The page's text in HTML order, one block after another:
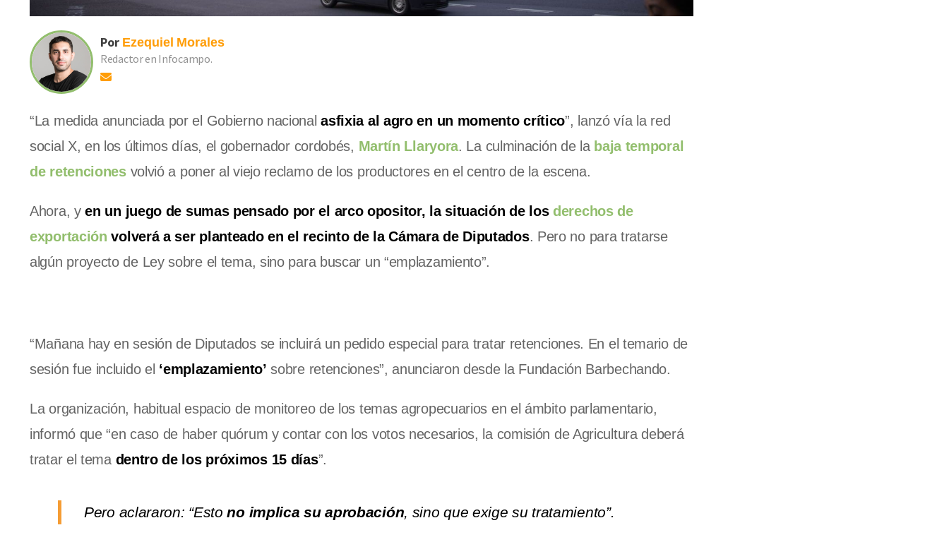
Por Ezequiel Morales
Redactor en Infocampo.
“La medida anunciada por el Gobierno nacionalasfixia al agro en un momento crítico”, lanzó vía la red
social X, en los últimos días, el gobernador cordobés, Martín Llaryora. La culminación de la baja temporal
de retencionesvolvió a poner al viejo reclamo de los productores en el centro de la escena.
Ahora, yen un juego de sumas pensado por el arco opositor, la situación de los derechos de
exportación volverá a ser planteado en el recinto de la Cámara de Diputados. Pero no para tratarse
algún proyecto de Ley sobre el tema, sino para buscar un “emplazamiento”.
“Mañana hay en sesión de Diputados se incluirá un pedido especial para tratar retenciones. En el temario de
sesión fue incluido el ‘emplazamiento’ sobre retenciones”, anunciaron desde la Fundación Barbechando.
La organización, habitual espacio de monitoreo de los temas agropecuarios en el ámbito parlamentario,
informó que “en caso de haber quórum y contar con los votos necesarios, la comisión de Agricultura deberá
tratar el tema dentro de los próximos 15 días”.
Pero aclararon: “Estono implica su aprobación, sino que exige su tratamiento”.